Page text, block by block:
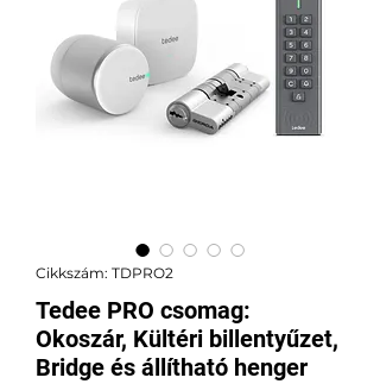
Cikkszám: TDPRO2
Tedee PRO csomag:
Okoszár, Kültéri billentyűzet,
Bridge és állítható henger